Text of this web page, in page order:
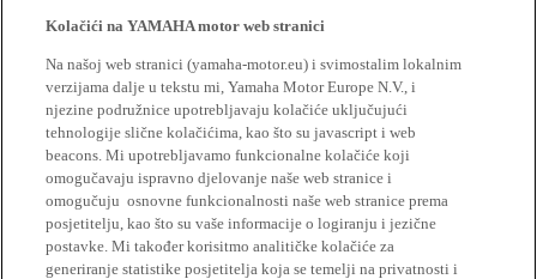
Kolačići na YAMAHA motor web stranici
Na našoj web stranici (yamaha-motor.eu) i svimostalim lokalnim
verzijama dalje u tekstu mi, Yamaha Motor Europe N.V., i
njezine podružnice upotrebljavaju kolačiće uključujući
tehnologije slične kolačićima, kao što su javascript i web
beacons. Mi upotrebljavamo funkcionalne kolačiće koji
omogučavaju ispravno djelovanje naše web stranice i
omogučuju osnovne funkcionalnosti naše web stranice prema
posjetitelju, kao što su vaše informacije o logiranju i jezične
postavke. Mi također korisitmo analitičke kolačiće za
generiranje statistike posjetitelja koja se temelji na privatnosti i